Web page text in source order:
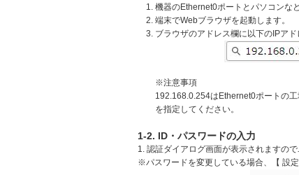
機器のEthernet0ポートとパソコンな
端末でWebブラウザを起動します。
ブラウザのアドレス欄に以下のIPア
※注意事項
192.168.0.254はEthernet0ポートの
を指定してください。
1-2. ID・パスワードの入力
1. 認証ダイアログ画面が表示されますの
※パスワードを変更している場合、【 設